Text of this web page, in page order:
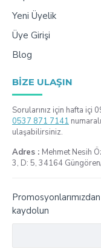
Yeni Üyelik
Üye Girişi
Blog
BIZE ULAŞIN
Sorularınız için hafta içi
0537 871 7141
ulaşabilirsiniz.
Adres : Mehmet Nesih
3, D: 5, 34164
kaydolun